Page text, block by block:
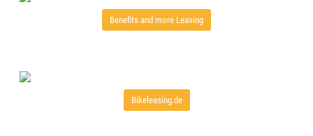
Benefits and more Leasing
Bikeleasing.de